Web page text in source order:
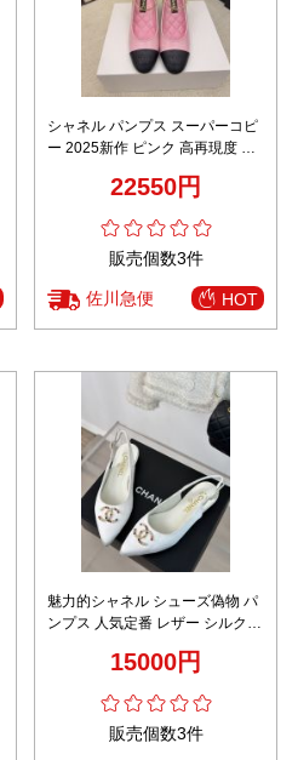
シャネル パンプス スーパーコピ
ー 2025新作 ピンク 高再現度 高
縫製 安心サイト22550円
販売個数3件
佐川急便 HOT
魅力的シャネル シューズ偽物 パ
ンプス 人気定番 レザー シルク表
15000円
販売個数3件